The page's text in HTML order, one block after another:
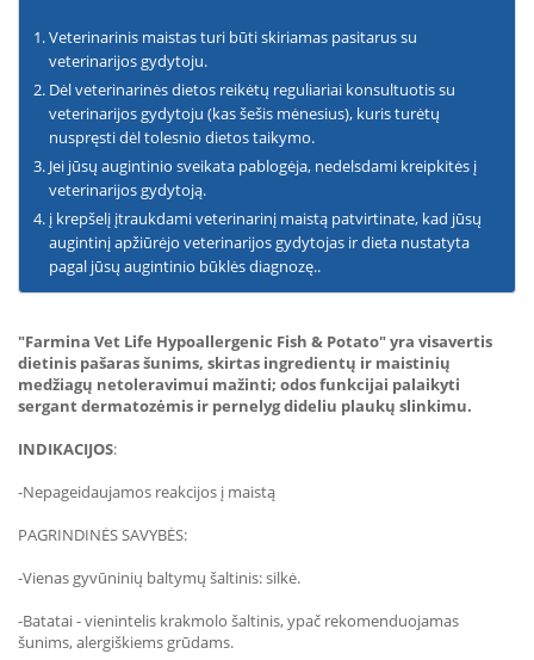
Veterinarinis maistas turi būti skiriamas pasitarus su
veterinarijos gydytoju.
Dėl veterinarinės dietos reikėtų reguliariai konsultuotis su
veterinarijos gydytoju (kas šešis mėnesius), kuris turėtų
nuspręsti dėl tolesnio dietos taikymo.
Jei jūsų augintinio sveikata pablogėja, nedelsdami kreipkitės į
veterinarijos gydytoją.
į krepšelį įtraukdami veterinarinį maistą patvirtinate, kad jūsų
augintinį apžiūrėjo veterinarijos gydytojas ir dieta nustatyta
pagal jūsų augintinio būklės diagnozę..
"Farmina Vet Life Hypoallergenic Fish & Potato" yra visavertis
dietinis pašaras šunims, skirtas ingredientų ir maistinių
medžiagų netoleravimui mažinti; odos funkcijai palaikyti
sergant dermatozėmis ir pernelyg dideliu plaukų slinkimu.
INDIKACIJOS:
-Nepageidaujamos reakcijos į maistą
PAGRINDINĖS SAVYBĖS:
-Vienas gyvūninių baltymų šaltinis: silkė.
-Batatai - vienintelis krakmolo šaltinis, ypač rekomenduojamas
šunims, alergiškiems grūdams.